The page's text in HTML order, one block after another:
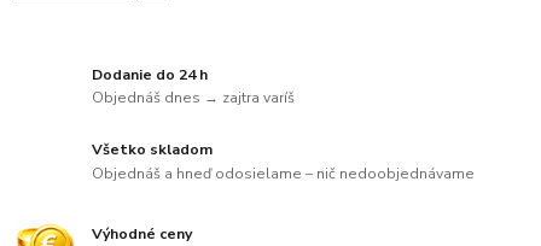
Dodanie do 24 h
Objednáš dnes → zajtra varíš
Všetko skladom
Objednáš a hneď odosielame – nič nedoobjednávame
Výhodné ceny